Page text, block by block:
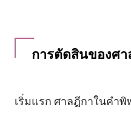
การตัดสินของศา
เริ่มแรก ศาลฎีกาในคำ